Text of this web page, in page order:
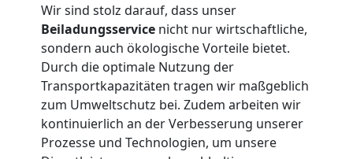
Wir sind stolz darauf, dass unser
Beiladungsservice nicht nur wirtschaftliche,
sondern auch ökologische Vorteile bietet.
Durch die optimale Nutzung der
Transportkapazitäten tragen wir maßgeblich
zum Umweltschutz bei. Zudem arbeiten wir
kontinuierlich an der Verbesserung unserer
Prozesse und Technologien, um unsere
Tresortransport
Wolfsberg